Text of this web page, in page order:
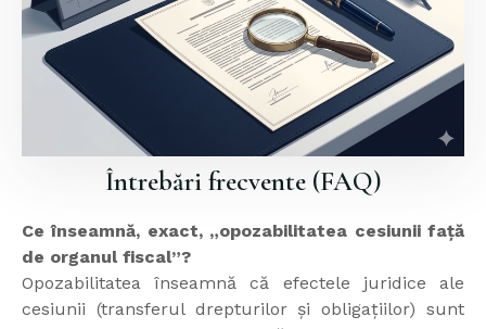
Întrebări frecvente (FAQ)
Ce înseamnă, exact, „opozabilitatea cesiunii față
de organul fiscal”?
Opozabilitatea înseamnă că efectele juridice ale
cesiunii (transferul drepturilor și obligațiilor) sunt